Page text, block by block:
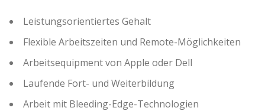
Leistungsorientiertes Gehalt
Flexible Arbeitszeiten und Remote-Möglichkeiten
Arbeitsequipment von Apple oder Dell
Laufende Fort- und Weiterbildung
Arbeit mit Bleeding-Edge-Technologien